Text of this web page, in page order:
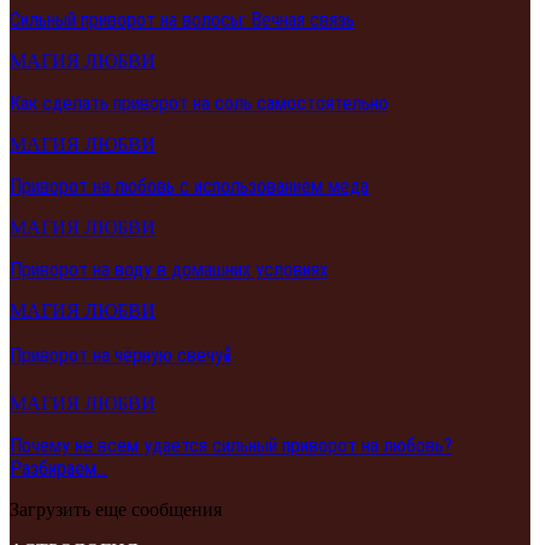
Сильный приворот на волосы: Вечная связь
МАГИЯ ЛЮБВИ
Как сделать приворот на соль самостоятельно
МАГИЯ ЛЮБВИ
Приворот на любовь с использованием меда
МАГИЯ ЛЮБВИ
Приворот на воду в домашних условиях
МАГИЯ ЛЮБВИ
Приворот на чёрную свечу🕯️
МАГИЯ ЛЮБВИ
Почему не всем удается сильный приворот на любовь?
Разбираем…
Загрузить еще сообщения